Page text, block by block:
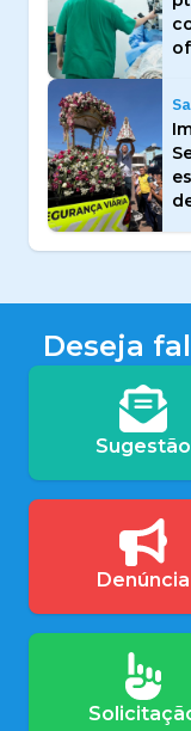
Deseja
Sugestão
Denúncia